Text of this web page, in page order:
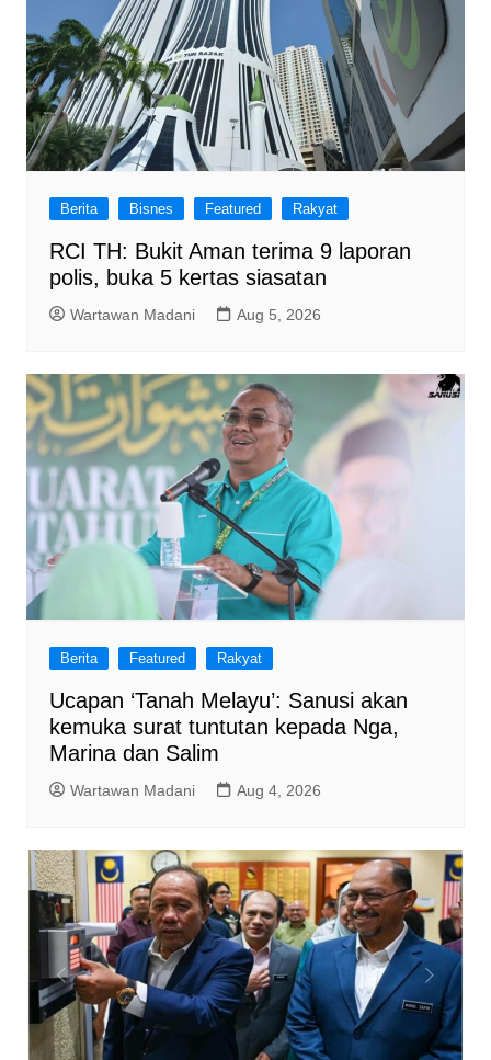
Berita Bisnes Featured Rakyat
RCI TH: Bukit Aman terima 9 laporan
polis, buka 5 kertas siasatan
Wartawan Madani Aug 5, 2026
Berita Featured Rakyat
Ucapan ‘Tanah Melayu’: Sanusi akan
kemuka surat tuntutan kepada Nga,
Marina dan Salim
Wartawan Madani Aug 4, 2026